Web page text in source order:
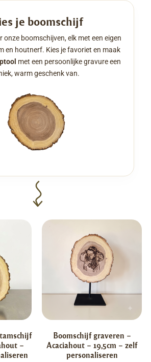
je boomschijf
onze boomschijven, elk met een eigen
en houtnerf. Kies je favoriet en maak
met een persoonlijke gravure een
warm geschenk van.
–
Boomschijf graveren –
Acaciahout – 19,5cm – zelf
personaliseren